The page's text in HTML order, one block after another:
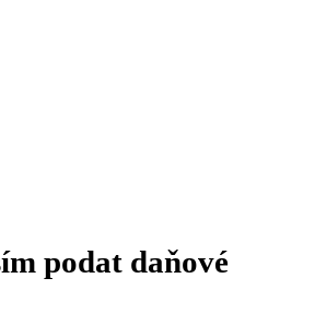
podat daňové